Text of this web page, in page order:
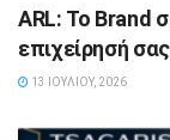
ARL: Το Brand
επιχείρησή
13 ΙΟΥΛΊΟΥ, 2026